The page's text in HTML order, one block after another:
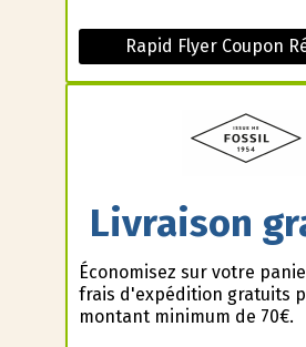
Rapid Flyer Coupon
Livraison
Économisez sur votre
frais d'expédition gratuits
montant minimum de 70€.